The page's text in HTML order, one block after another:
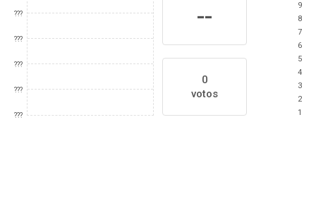
???
???
???
???
???
--
0
votos
9
8
7
6
5
4
3
2
1